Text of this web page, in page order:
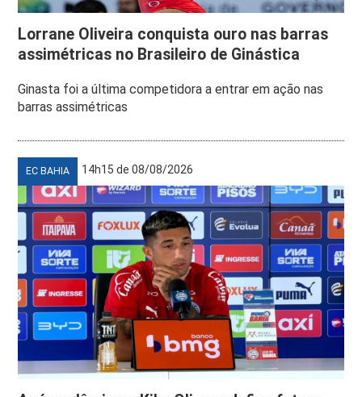
Lorrane Oliveira conquista ouro nas barras
assimétricas no Brasileiro de Ginástica
Ginasta foi a última competidora a entrar em ação nas
barras assimétricas
EC BAHIA 14h15 de 08/08/2026